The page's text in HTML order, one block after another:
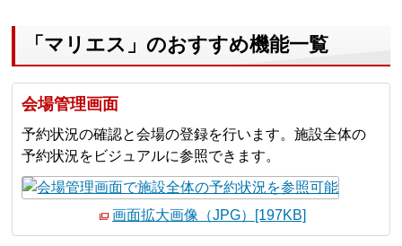
「マリエス」のおすすめ機能一覧
会場管理画面
予約状況の確認と会場の登録を行います。施設全体の
予約状況をビジュアルに参照できます。
画面拡大画像（JPG）[197KB]